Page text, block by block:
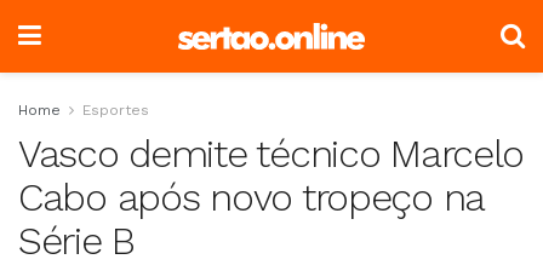
Home Esportes
Vasco demite técnico Marcelo
Cabo após novo tropeço na
Série B